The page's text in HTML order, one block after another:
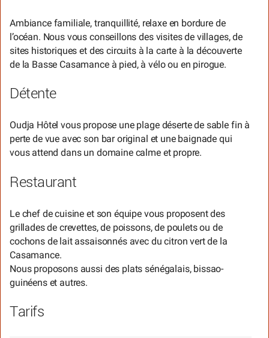
Ambiance familiale, tranquillité, relaxe en bordure de
l’océan. Nous vous conseillons des visites de villages, de
sites historiques et des circuits à la carte à la découverte
de la Basse Casamance à pied, à vélo ou en pirogue.
Détente
Oudja Hôtel vous propose une plage déserte de sable fin à
perte de vue avec son bar original et une baignade qui
vous attend dans un domaine calme et propre.
Restaurant
Le chef de cuisine et son équipe vous proposent des
grillades de crevettes, de poissons, de poulets ou de
cochons de lait assaisonnés avec du citron vert de la
Casamance.
Nous proposons aussi des plats sénégalais, bissao-
guinéens et autres.
Tarifs